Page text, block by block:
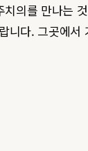
의를 만나는
니다. 그곳에서